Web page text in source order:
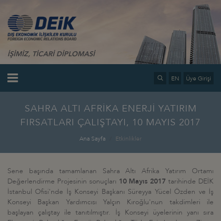
İŞİMİZ, TİCARİ DİPLOMASİ
EN Üye Girişi
SAHRA ALTI AFRİKA ENERJİ YATIRIM
FIRSATLARI ÇALIŞTAYI, 10 MAYIS 2017
Ana Sayfa Etkinlikler
Sene başında tamamlanan Sahra Altı Afrika Yatırım Ortamı
Değerlendirme Projesinin sonuçları 10 Mayıs 2017tarihinde DEİK
İstanbul Ofisi'nde İş Konseyi Başkanı Süreyya Yücel Özden ve İş
Konseyi Başkan Yardımcısı Yalçın Kıroğlu'nun takdimleri ile
başlayan çalıştay ile tanıtılmıştır. İş Konseyi üyelerinin yanı sıra